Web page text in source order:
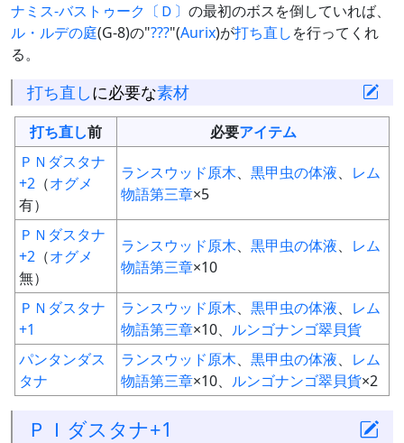
ナミス-バストゥーク〔Ｄ〕 の最初のボスを倒していれば、
ル・ルデの庭(G-8)の"???"(Aurix)が打ち直しを行ってくれ
る。
打ち直しに必要な素材
打ち直し前 必要アイテム
ＰＮダスタナ
+2 （オグメ
有）
ランスウッド原木、 黒甲虫の体液、 レム
物語第三章×5
ＰＮダスタナ
+2 （オグメ
無）
ランスウッド原木、 黒甲虫の体液、 レム
物語第三章×10
ＰＮダスタナ
+1
ランスウッド原木、 黒甲虫の体液、 レム
物語第三章×10、 ルンゴナンゴ翠貝貨
パンタンダス
タナ
ランスウッド原木、 黒甲虫の体液、 レム
物語第三章×10、 ルンゴナンゴ翠貝貨×2
ＰＩダスタナ+1